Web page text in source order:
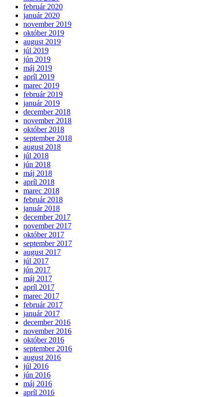
február 2020
január 2020
november 2019
október 2019
august 2019
júl 2019
jún 2019
máj 2019
apríl 2019
marec 2019
február 2019
január 2019
december 2018
november 2018
október 2018
september 2018
august 2018
júl 2018
jún 2018
máj 2018
apríl 2018
marec 2018
február 2018
január 2018
december 2017
november 2017
október 2017
september 2017
august 2017
júl 2017
jún 2017
máj 2017
apríl 2017
marec 2017
február 2017
január 2017
december 2016
november 2016
október 2016
september 2016
august 2016
júl 2016
jún 2016
máj 2016
apríl 2016